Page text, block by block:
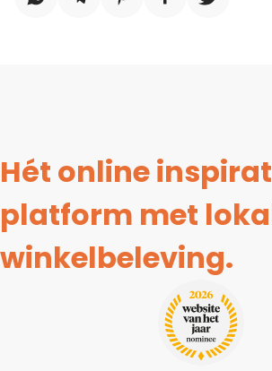
Hét online
platform met
winkelbeleving.